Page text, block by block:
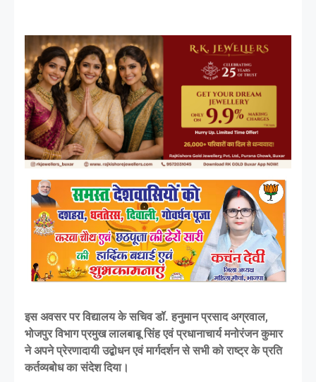
इस अवसर पर विद्यालय के सचिव डॉ. हनुमान प्रसाद अग्रवाल,
भोजपुर विभाग प्रमुख लालबाबू सिंह एवं प्रधानाचार्य मनोरंजन कुमार
ने अपने प्रेरणादायी उद्बोधन एवं मार्गदर्शन से सभी को राष्ट्र के प्रति
कर्तव्यबोध का संदेश दिया।